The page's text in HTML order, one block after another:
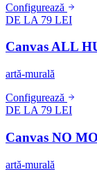
Configurează
DE LA 79 LEI
Canvas ALL
artă-murală
Configurează
DE LA 79 LEI
Canvas NO
artă-murală